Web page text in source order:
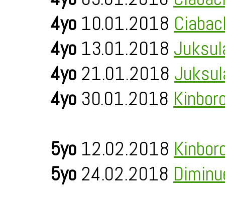
4yo 10.01.2018
4yo 13.01.2018
4yo 21.01.2018
4yo 30.01.2018
5yo 12.02.2018
5yo 24.02.2018